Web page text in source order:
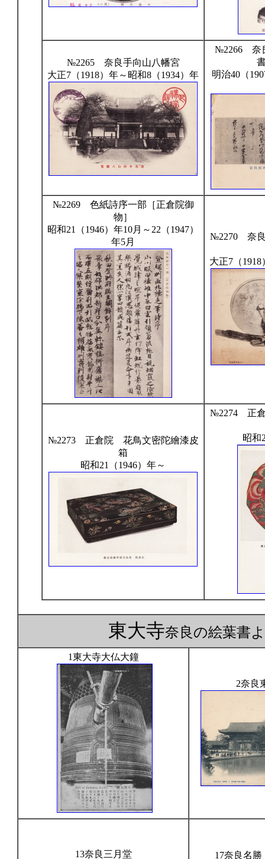
№2265 奈良手向山八幡宮
大正7（1918）年～昭和8（1934）年
№2266 奈
明治40（
№2269 色紙詩序一部［正倉院御
物］
昭和21（1946）年10月～22（1947）
年5月
№2270 奈良
大正7（
№2273 正倉院 花鳥文密陀繪漆皮
箱
昭和21（1946）年～
№2274 正
昭和
東大寺奈良の絵葉書
1東大寺大仏大鐘
2奈良
13奈良三月堂 17奈良名